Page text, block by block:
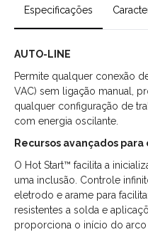
Especificações
AUTO-LINE
Permite qualquer conexão
VAC) sem ligação manual,
qualquer configuração de
com energia oscilante.
Recursos avançados
O Hot Start™ facilita a
uma inclusão. Controle
eletrodo e arame para
resistentes a solda e
proporciona o início do